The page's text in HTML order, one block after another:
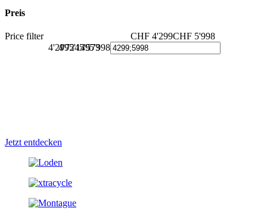
Preis
Price filter CHF 4'299CHF 5'998
4'2994'7245'1495'5735'998
Jetzt entdecken